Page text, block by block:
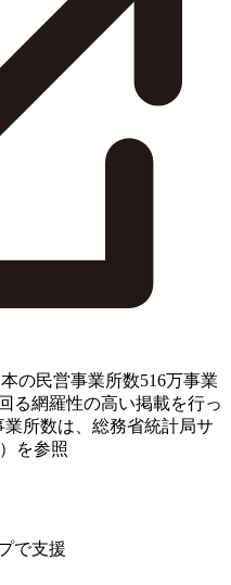
の民営事業所数516万事業
る網羅性の高い掲載を行っ
所数は、総務省統計局サ
）を参照
で支援